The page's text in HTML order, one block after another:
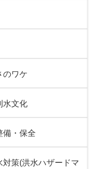
のワケ
水文化
備・保全
対策(洪水ハザードマ